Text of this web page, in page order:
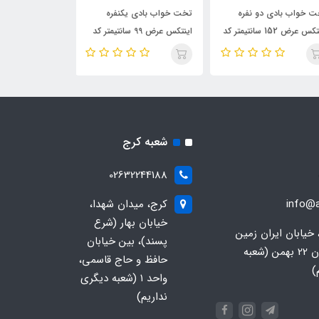
خواب بادی دو نفره
اینتکس عرض 152 سانتیمتر کد
تخت خواب بادی یکنفره
اینتکس عرض 99 سانتیمتر کد
67766
خیابان ایران زمین
جنوبی، خیابان 22 بهمن (شعبه
شعبه کرج
02632244188
کرج، میدان شهدا،
خیابان بهار (شرع
پسند)، بین خیابان
حافظ و حاج قاسمی،
واحد ۱ (شعبه دیگری
نداریم)